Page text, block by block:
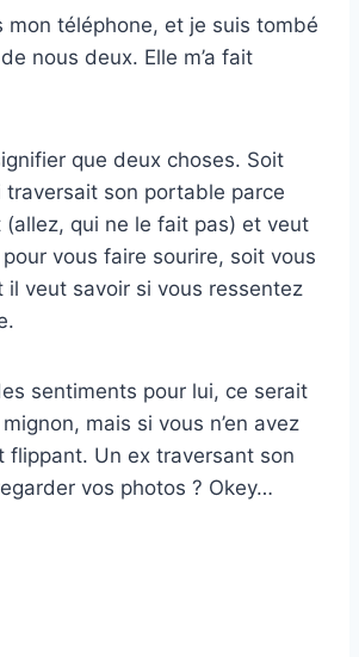
mon téléphone, et je suis tombé
nous deux. Elle m’a fait
que deux choses. Soit
son portable parce
(allez, qui ne le fait pas) et veut
pour vous faire sourire, soit vous
il veut savoir si vous ressentez
sentiments pour lui, ce serait
mais si vous n’en avez
flippant. Un ex traversant son
vos photos ? Okey…